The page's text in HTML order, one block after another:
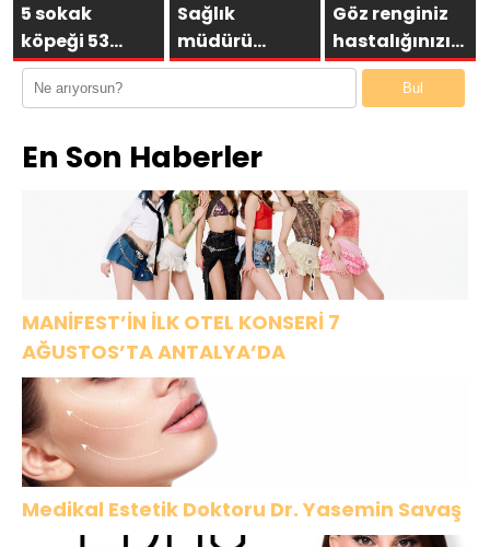
5 sokak
köpeği 53
yaşındaki
kadına
yaşattı: Bir
Sağlık
müdürü
Nacar:
ASM’ler vatandaşlarımız
Göz renginiz
hastalığınızı
belirliyor
Bul
En Son Haberler
MANİFEST’İN İLK OTEL KONSERİ 7
AĞUSTOS’TA ANTALYA’DA
Medikal Estetik Doktoru Dr. Yasemin Savaş